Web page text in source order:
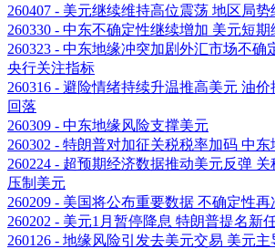
260407 - 美元继续维持高位震荡 地区局
260330 - 中东不确定性继续增加 美元短
260323 - 中东地缘冲突加剧外汇市场不确
央行关注指标
260316 - 避险情绪持续升温推高美元 油
回落
260309 - 中东地缘风险支撑美元
260302 - 特朗普对加征关税税率加码 中
260224 - 超预期经济数据推动美元反弹
压制美元
260209 - 美国将公布重要数据 不确定性再
260202 - 美元1月暂停降息 特朗普提名新
260126 - 地缘风险引发去美元交易 美元